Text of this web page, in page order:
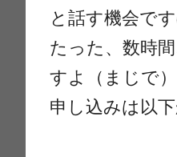
と話す機会で
たった、数時
すよ（まじで）
申し込みは以下